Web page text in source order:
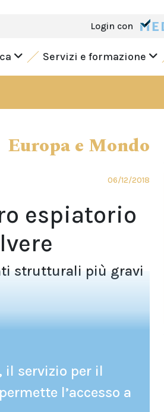
Login con
Servizi e formazione
Europa e Mondo
06/12/2018
espiatorio
strutturali più gravi
il servizio per il
l’accesso a